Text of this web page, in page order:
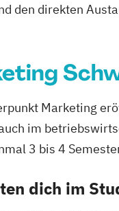
den direkten
Marketing
im
3 bis 4
dich im